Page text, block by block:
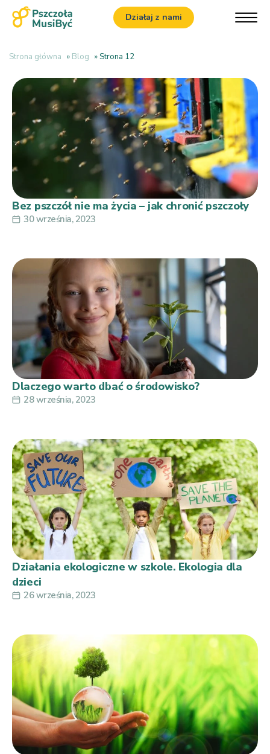
Działaj z nami
Strona główna » Blog »Strona 12
Bez pszczół nie ma życia – jak chronić pszczoły
30 września, 2023
Dlaczego warto dbać o środowisko?
28 września, 2023
Działania ekologiczne w szkole. Ekologia dla
dzieci
26 września, 2023